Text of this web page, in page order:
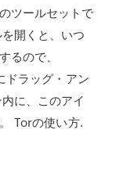
ツールセットで
開くと、いつ
るので、
ラッグ・アン
に、このアイ
Torの使い方.